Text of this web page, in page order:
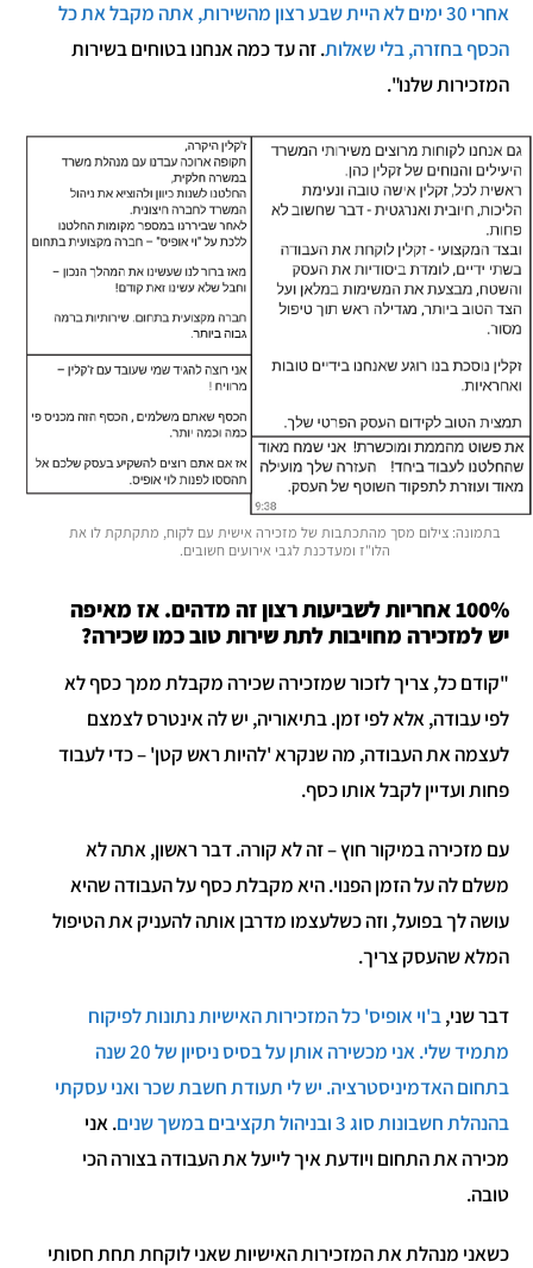
אחרי 30 ימים לא היית שבע רצון מהשירות, אתה מקבל את כל
הכסף בחזרה, בלי שאלות. זה עד כמה אנחנו בטוחים בשירות
המזכירות שלנו".
בתמונה: צילום מסך מהתכתבות של מזכירה אישית עם לקוח, מתקתקת לו את
הלו"ז ומעדכנת לגבי אירועים חשובים.
100% אחריות לשביעות רצון זה מדהים. אז מאיפה
יש למזכירה מחויבות לתת שירות טוב כמו שכירה?
"קודם כל, צריך לזכור שמזכירה שכירה מקבלת ממך כסף לא
לפי עבודה, אלא לפי זמן. בתיאוריה, יש לה אינטרס לצמצם
לעצמה את העבודה, מה שנקרא 'להיות ראש קטן' – כדי לעבוד
פחות ועדיין לקבל אותו כסף.
עם מזכירה במיקור חוץ – זה לא קורה. דבר ראשון, אתה לא
משלם לה על הזמן הפנוי. היא מקבלת כסף על העבודה שהיא
עושה לך בפועל, וזה כשלעצמו מדרבן אותה להעניק את הטיפול
המלא שהעסק צריך.
דבר שני,ב'וי אופיס' כל המזכירות האישיות נתונות לפיקוח
מתמיד שלי. אני מכשירה אותן על בסיס ניסיון של 20 שנה
בתחום האדמיניסטרציה. יש לי תעודת חשבת שכר ואני עסקתי
בהנהלת חשבונות סוג 3 ובניהול תקציבים במשך שנים
. אני
מכירה את התחום ויודעת איך לייעל את העבודה בצורה הכי
טובה.
כשאני מנהלת את המזכירות האישיות שאני לוקחת תחת חסותי